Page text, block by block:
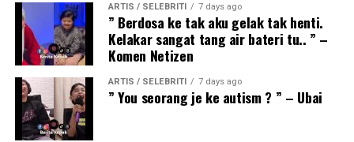
ARTIS / SELEBRITI 7 days ago
” Berdosa ke tak aku gelak tak henti.
Kelakar sangat tang air bateri tu.. ” –
Komen Netizen
ARTIS / SELEBRITI 7 days ago
” You seorang je ke autism ? ” – Ubai